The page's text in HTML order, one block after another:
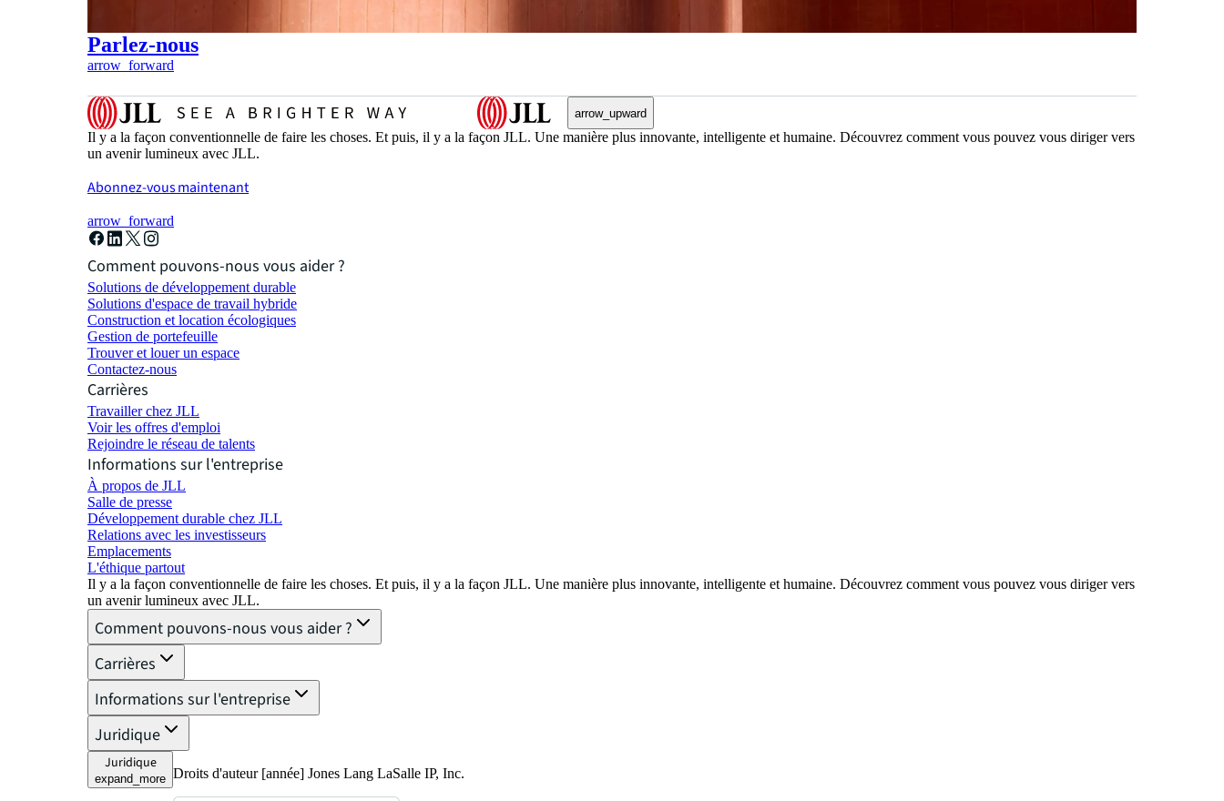
Parlez-nous
arrow_forward
arrow_upward
Il y a la façon conventionnelle de faire les choses. Et puis, il y a la façon JLL. Une manière plus innovante, intelligente et humaine. Découvrez comment vous pouvez vous diriger vers
un avenir lumineux avec JLL.
Abonnez-vous maintenant
arrow_forward
Comment pouvons-nous vous aider ?
Solutions de développement durable
Solutions d'espace de travail hybride
Construction et location écologiques
Gestion de portefeuille
Trouver et louer un espace
Contactez-nous
Carrières
Travailler chez JLL
Voir les offres d'emploi
Rejoindre le réseau de talents
Informations sur l'entreprise
À propos de JLL
Salle de presse
Développement durable chez JLL
Relations avec les investisseurs
Emplacements
L'éthique partout
Il y a la façon conventionnelle de faire les choses. Et puis, il y a la façon JLL. Une manière plus innovante, intelligente et humaine. Découvrez comment vous pouvez vous diriger vers
un avenir lumineux avec JLL.
Comment pouvons-nous vous aider ?
Carrières
Informations sur l'entreprise
Juridique
Juridique
expand_more Droits d'auteur [année] Jones Lang LaSalle IP, Inc.